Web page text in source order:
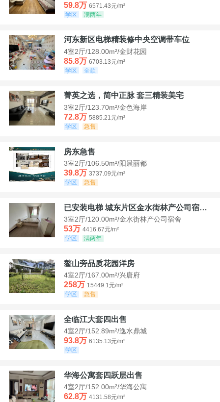
59.8万 6571.43元/m²
学区
满两年
河东新区电梯精装修中央空调带车位
4室2厅/128.00m²/金财花园
85.8万 6703.13元/m²
学区
全款
菁英之选，简中正脉 套三精装美宅
3室2厅/123.70m²/金色海岸
72.8万 5885.21元/m²
学区
急售
房东急售
3室2厅/106.50m²/阳晨丽都
39.8万 3737.09元/m²
学区
急售
已安装电梯 城东片区金水街林产公司宿舍套三可看江景
3室2厅/120.00m²/金水街林产公司宿舍
53万 4416.67元/m²
学区
满两年
鳌山旁品质花园洋房
4室2厅/167.00m²/兴唐府
258万 15449.1元/m²
学区
急售
全临江大套四出售
4室2厅/152.89m²/逸水鼎城
93.8万 6135.13元/m²
学区
华海公寓套四跃层出售
4室2厅/152.00m²/华海公寓
62.8万 4131.58元/m²